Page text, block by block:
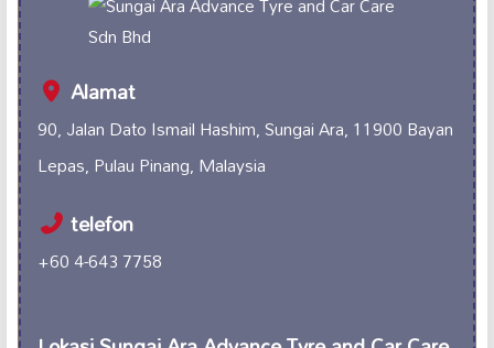
Alamat
90, Jalan Dato Ismail Hashim, Sungai Ara, 11900 Bayan
Lepas, Pulau Pinang, Malaysia
telefon
+60 4-643 7758